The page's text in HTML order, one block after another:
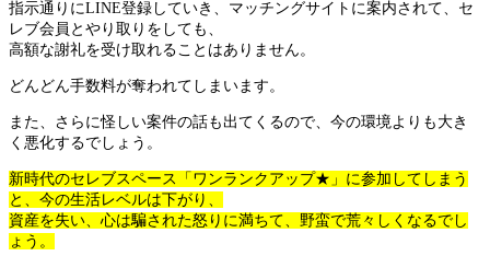
指示通りにLINE登録していき、マッチングサイトに案内されて、セ
レブ会員とやり取りをしても、
高額な謝礼を受け取れることはありません。
どんどん手数料が奪われてしまいます。
また、さらに怪しい案件の話も出てくるので、今の環境よりも大き
く悪化するでしょう。
新時代のセレブスペース「ワンランクアップ★」に参加してしまう
と、今の生活レベルは下がり、
資産を失い、心は騙された怒りに満ちて、野蛮で荒々しくなるでし
ょう。